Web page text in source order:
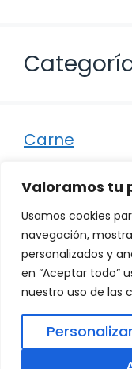
Valoramos tu
Usamos cookies
navegación,
personalizados y
en “Aceptar todo”
nuestro uso de las
Personalizar
Carne
Otro
Pescado
Recetas